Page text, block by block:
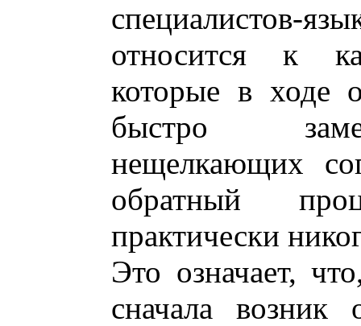
относится к
которые в ходе
быстро
нещелкающих
обратный
практически
Это означает,
сначала